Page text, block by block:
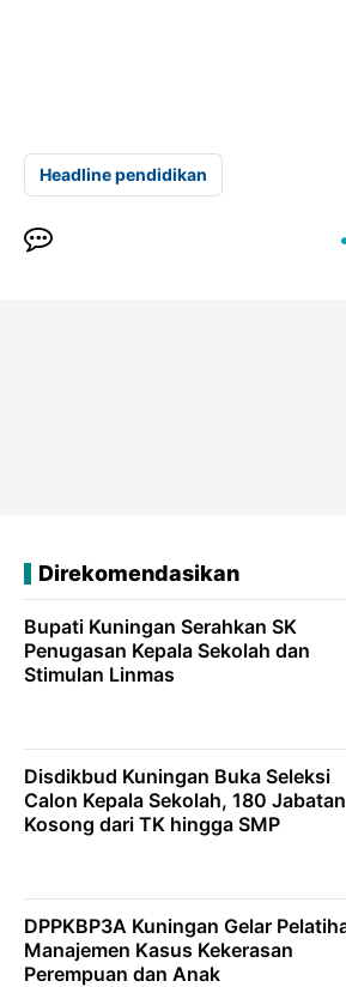
Headline pendidikan
Direkomendasikan
Bupati Kuningan Serahkan SK
Penugasan Kepala Sekolah dan
Stimulan Linmas
Disdikbud Kuningan Buka Seleksi
Calon Kepala Sekolah, 180 Jabatan
Kosong dari TK hingga SMP
DPPKBP3A Kuningan Gelar
Manajemen Kasus Kekerasan
Perempuan dan Anak